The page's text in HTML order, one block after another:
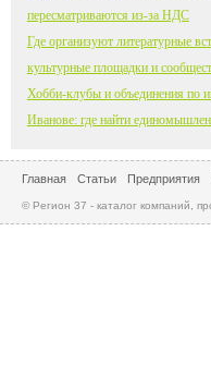
пересматриваются из-за НДС
Где организуют литературные
культурные площадки и
Хобби-клубы и объединения по
Иванове: где найти
Главная Статьи Предприятия
© Регион 37 - каталог компаний,